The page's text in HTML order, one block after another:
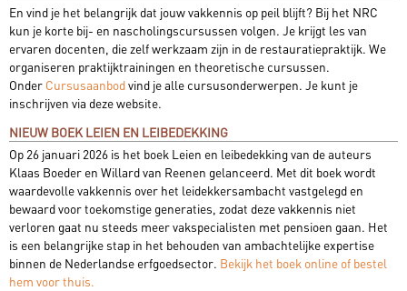
En vind je het belangrijk dat jouw vakkennis op peil blijft? Bij het NRC
kun je korte bij- en nascholingscursussen volgen. Je krijgt les van
ervaren docenten, die zelf werkzaam zijn in de restauratiepraktijk. We
organiseren praktijktrainingen en theoretische cursussen.
Onder Cursusaanbod vind je alle cursusonderwerpen. Je kunt je
inschrijven via deze website.
NIEUW BOEK LEIEN EN LEIBEDEKKING
Op 26 januari 2026 is het boek Leien en leibedekking van de auteurs
Klaas Boeder en Willard van Reenen gelanceerd. Met dit boek wordt
waardevolle vakkennis over het leidekkersambacht vastgelegd en
bewaard voor toekomstige generaties, zodat deze vakkennis niet
verloren gaat nu steeds meer vakspecialisten met pensioen gaan. Het
is een belangrijke stap in het behouden van ambachtelijke expertise
binnen de Nederlandse erfgoedsector. Bekijk het boek online of bestel
hem voor thuis.